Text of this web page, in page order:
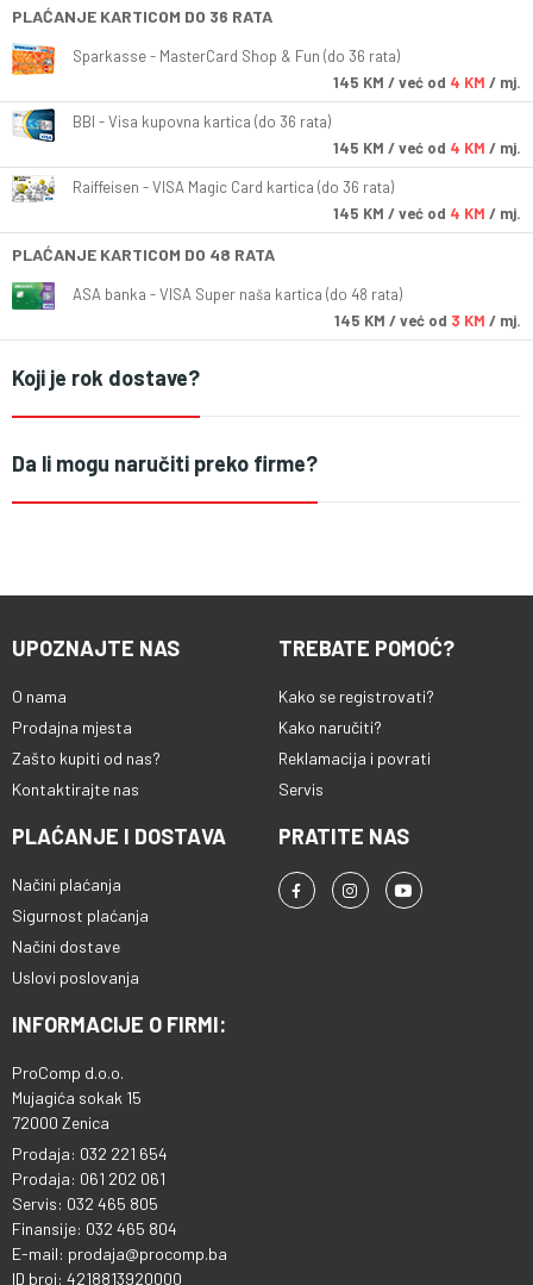
PLAĆANJE KARTICOM DO 36 RATA
Sparkasse - MasterCard Shop & Fun (do 36 rata)
145 KM / već od 4 KM / mj.
BBI - Visa kupovna kartica (do 36 rata)
145 KM / već od 4 KM / mj.
Raiffeisen - VISA Magic Card kartica (do 36 rata)
145 KM / već od 4 KM / mj.
PLAĆANJE KARTICOM DO 48 RATA
ASA banka - VISA Super naša kartica (do 48 rata)
145 KM / već od 3 KM / mj.
Koji je rok dostave?
Da li mogu naručiti preko firme?
UPOZNAJTE NAS
O nama
Prodajna mjesta
Zašto kupiti od nas?
Kontaktirajte nas
TREBATE POMOĆ?
Kako se registrovati?
Kako naručiti?
Reklamacija i povrati
Servis
PLAĆANJE I DOSTAVA
Načini plaćanja
Sigurnost plaćanja
Načini dostave
Uslovi poslovanja
PRATITE NAS
INFORMACIJE O FIRMI:
ProComp d.o.o.
Mujagića sokak 15
72000 Zenica
Prodaja: 032 221 654
Prodaja: 061 202 061
Servis: 032 465 805
Finansije: 032 465 804
E-mail: prodaja@procomp.ba
ID broj: 4218813920000